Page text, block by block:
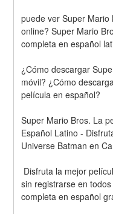
puede ver Super
online? Super Mario
completa en español
¿Cómo descargar
móvil? ¿Cómo
película en español?
Super Mario Bros. La
Español Latino -
Universe Batman en
sin registrarse en
completa en español